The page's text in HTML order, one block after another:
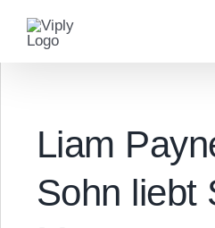
Inhalt
springen
Liam
Sohn liebt